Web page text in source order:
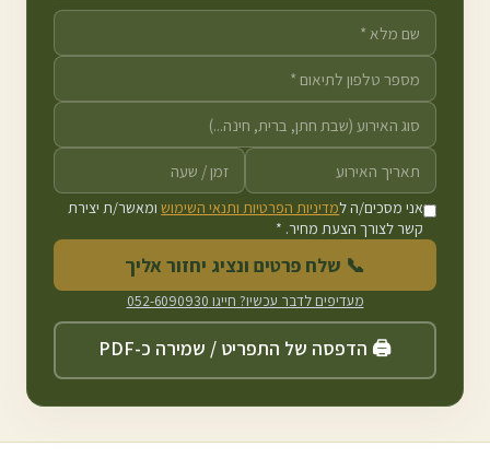
אני מסכים/ה למדיניות הפרטיות ותנאי השימושומאשר/ת יצירת
קשר לצורך הצעת מחיר. *
📞 שלח פרטים ונציג יחזור אליך
מעדיפים לדבר עכשיו? חייגו 052-6090930
🖨️ הדפסה של התפריט / שמירה כ-PDF